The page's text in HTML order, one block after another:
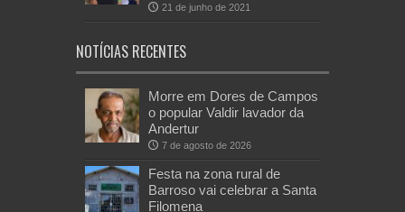
21 de junho de 2021
NOTÍCIAS RECENTES
Morre em Dores de Campos
o popular Valdir lavador da
Andertur
7 de agosto de 2026
Festa na zona rural de
Barroso vai celebrar a Santa
Filomena